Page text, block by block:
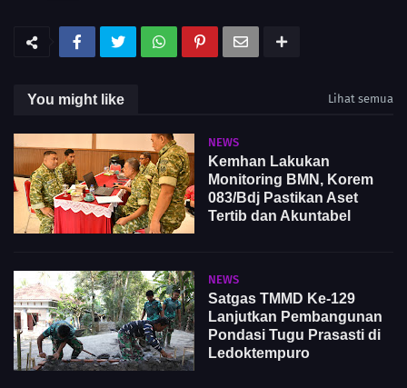
You might like Lihat semua
NEWS
Kemhan Lakukan
Monitoring BMN, Korem
083/Bdj Pastikan Aset
Tertib dan Akuntabel
NEWS
Satgas TMMD Ke-129
Lanjutkan Pembangunan
Pondasi Tugu Prasasti di
Ledoktempuro